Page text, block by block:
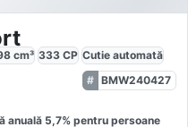
cm³ 333 CP Cutie automată
BMW240427
anuală 5,7% pentru persoane